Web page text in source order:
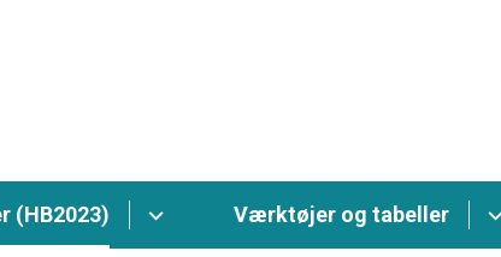
(HB2023) Værktøjer og tabeller